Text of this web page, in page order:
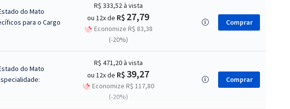
do Mato
para o Cargo
R$ 333,52à vista
ou 12x de R$ 27,79
Economize R$ 83,38
(-20%)
Comprar
do Mato
R$ 471,20à vista
ou 12x de R$ 39,27
Economize R$ 117,80
(-20%)
Comprar